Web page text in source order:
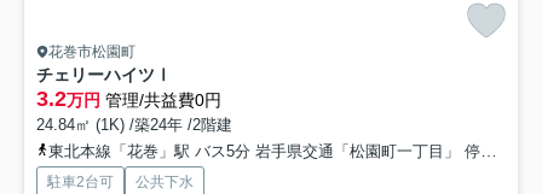
花巻市松園町
チェリーハイツⅠ
3.2万円 管理/共益費0円
24.84㎡ (1K) /築24年 /2階建
東北本線「花巻」駅 バス5分 岩手県交通「松園町一丁目」 停歩8分
駐車2台可 公共下水